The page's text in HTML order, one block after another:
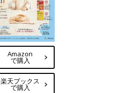
Amazon
で購入
楽天ブックス
で購入